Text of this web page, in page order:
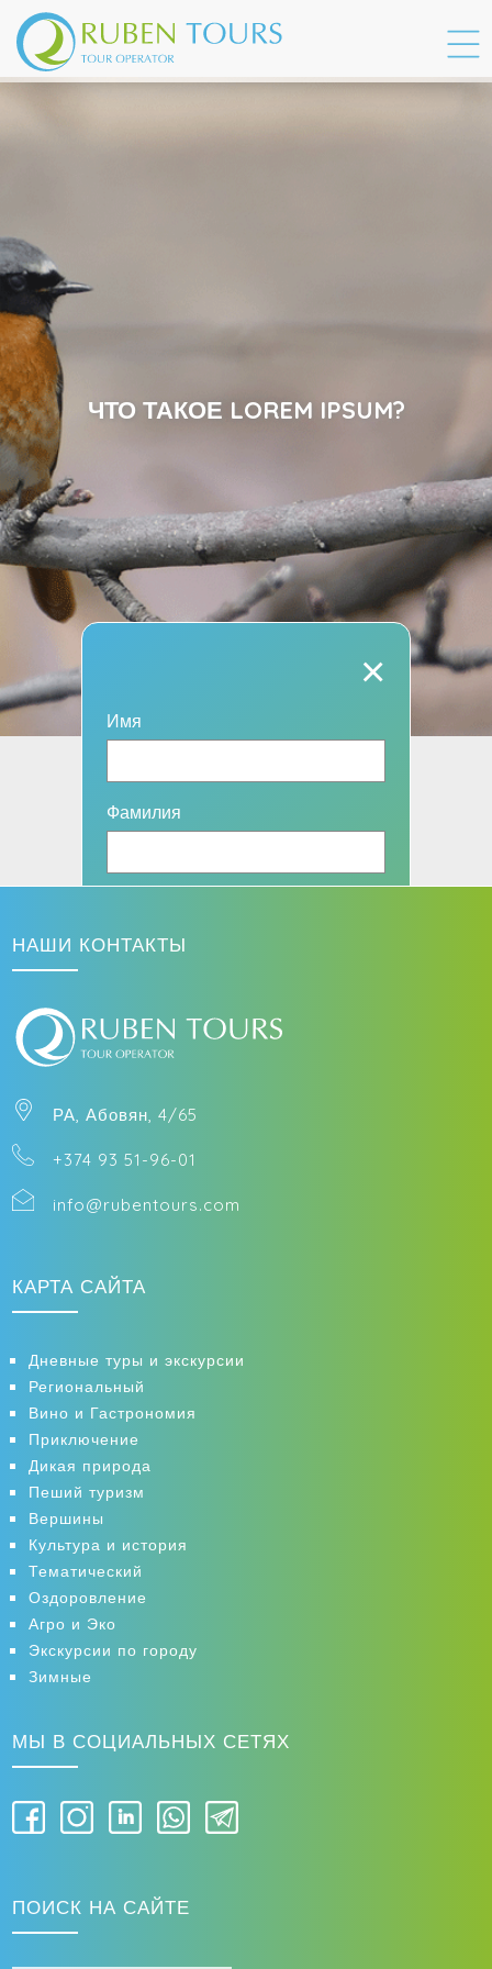
ЧТО ТАКОЕ LOREM IPSUM?
×
Имя
Фамилия
Взрослые
Дети
ОТПРАВИТЬ
НАШИ КОНТАКТЫ
РА, Абовян, 4/65
+374 93 51-96-01
info@rubentours.com
КАРТА САЙТА
Дневные туры и экскурсии
Региональный
Вино и Гастрономия
Приключение
Дикая природа
Пеший туризм
Вершины
Культура и история
Тематический
Оздоровление
Агро и Эко
Экскурсии по городу
Зимные
МЫ В СОЦИАЛЬНЫХ СЕТЯХ
ПОИСК НА САЙТЕ